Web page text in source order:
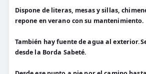
Dispone de literas, mesas y sillas,
repone en verano con su mantenimiento.
También hay fuente de agua al
desde la Borda Sabeté.